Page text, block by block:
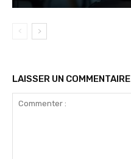
LAISSER UN COMMENTAIRE